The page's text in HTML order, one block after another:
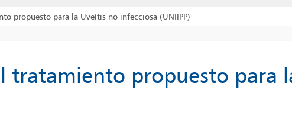
propuesto para la Uveítis no infecciosa (UNIIPP)
tratamiento propuesto para